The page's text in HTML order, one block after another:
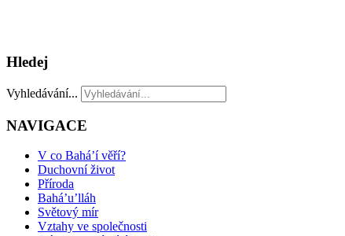
Hledej
Vyhledávání...
NAVIGACE
V co Bahá’í věří?
Duchovní život
Příroda
Bahá’u’lláh
Světový mír
Vztahy ve společnosti